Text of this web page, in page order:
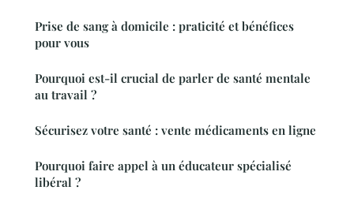
Prise de sang à domicile : praticité et bénéfices
pour vous
Pourquoi est-il crucial de parler de santé mentale
au travail ?
Sécurisez votre santé : vente médicaments en ligne
Pourquoi faire appel à un éducateur spécialisé
libéral ?